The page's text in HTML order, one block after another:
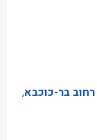
רחוב בר-כוכבא,